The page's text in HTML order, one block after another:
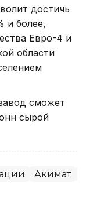
достичь
и более,
Евро-4 и
области
сможет
сырой
Акимат